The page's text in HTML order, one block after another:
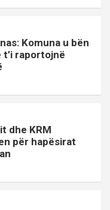
Komuna u bën
raportojnë
dhe KRM
për hapësirat